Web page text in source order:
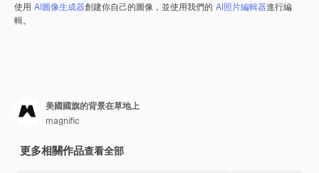
使用 AI圖像生成器創建你自己的圖像，並使用我們的 AI照片編輯器進行編
輯。
美國國旗的背景在草地上
magnific
更多相關作品查看全部